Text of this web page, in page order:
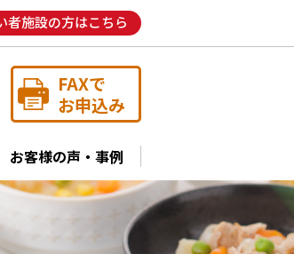
者施設の方はこちら
FAXで
お申込み
お客様の声・事例